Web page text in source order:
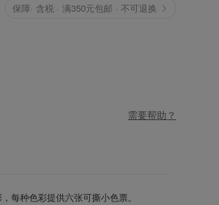
保障· 含税 · 满350元包邮 · 不可退换
需要帮助？
每种色彩提供六张可撕小色票。